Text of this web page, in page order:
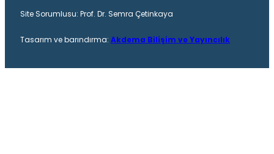
Site Sorumlusu: Prof. Dr. Semra Çetinkaya
Tasarım ve barındırma: Akdema Bilişim ve Yayıncılık